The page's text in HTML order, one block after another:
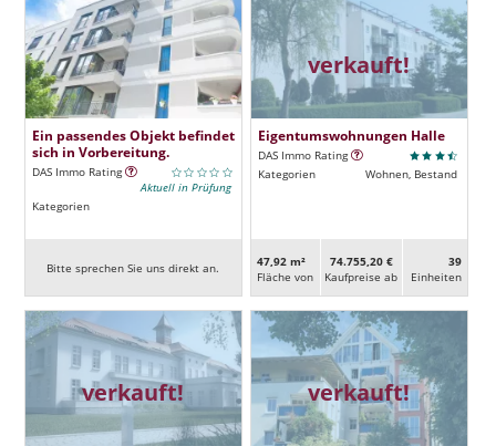
Ein passendes Objekt befindet
sich in Vorbereitung.
DAS Immo Rating
Aktuell in Prüfung
Kategorien
Bitte sprechen Sie uns direkt an.
verkauft!
Eigentumswohnungen Halle
DAS Immo Rating
Kategorien
Wohnen, Bestand
47,92 m²
Fläche von
74.755,20 €
Kaufpreise ab
39
Ein­heiten
verkauft! verkauft!